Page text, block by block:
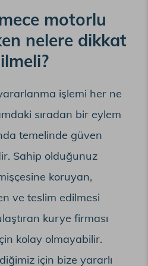
motorlu
nelere dikkat
işlemi her ne
sıradan bir eylem
temelinde güven
Sahip olduğunuz
koruyan,
ve teslim edilmesi
kurye firması
kolay olmayabilir.
için bize yararlı